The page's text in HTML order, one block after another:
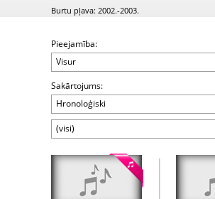
Burtu pļava: 2002.-2003.
Pieejamība:
Visur
Sakārtojums:
Hronoloģiski
(visi)